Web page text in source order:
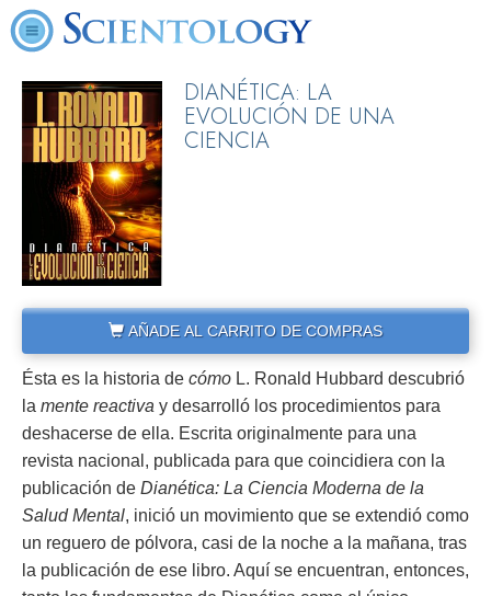
DIANÉTICA: LA
EVOLUCIÓN DE UNA
CIENCIA
AÑADE AL CARRITO DE COMPRAS
Ésta es la historia de cómo L. Ronald Hubbard descubrió
la mente reactiva y desarrolló los procedimientos para
deshacerse de ella. Escrita originalmente para una
revista nacional, publicada para que coincidiera con la
publicación de Dianética: La Ciencia Moderna de la
Salud Mental, inició un movimiento que se extendió como
un reguero de pólvora, casi de la noche a la mañana, tras
la publicación de ese libro. Aquí se encuentran, entonces,